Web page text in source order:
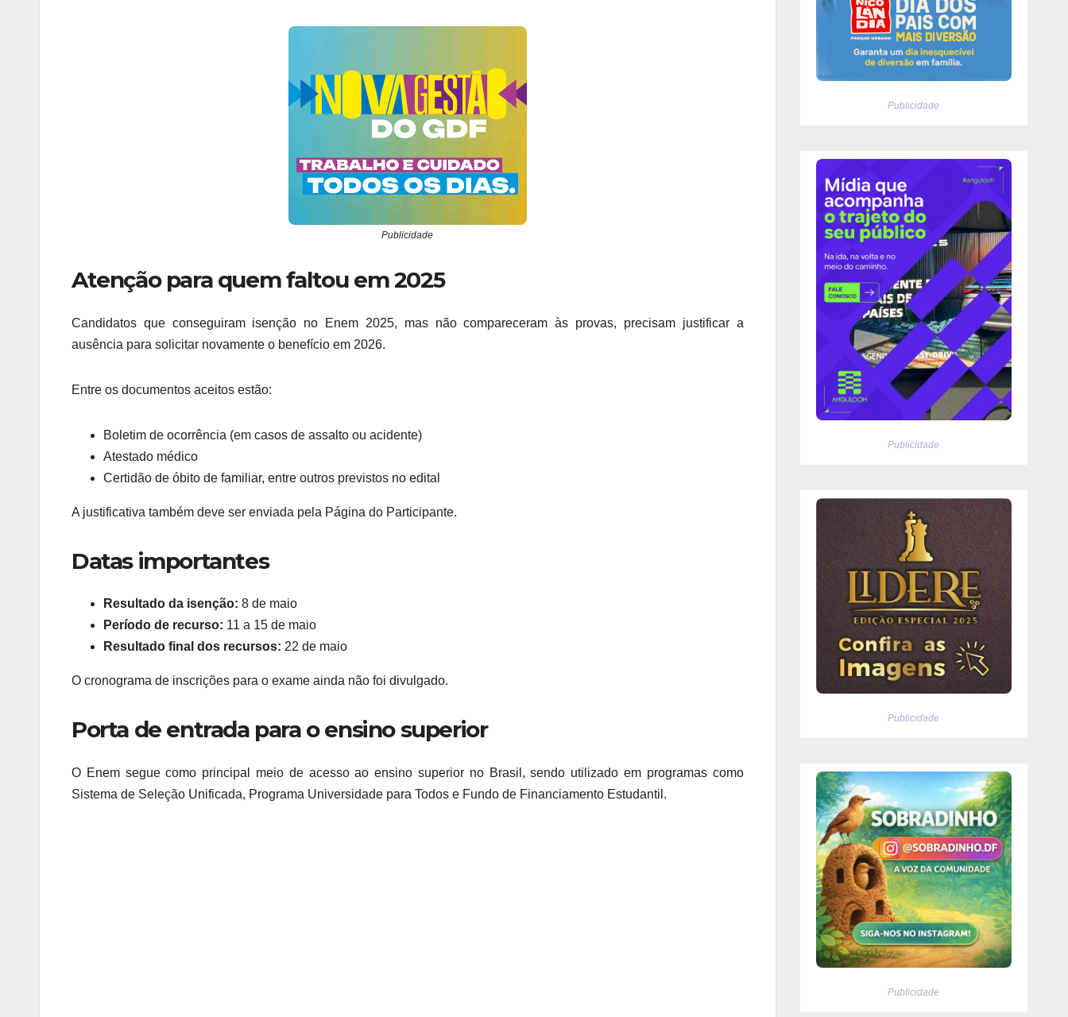
Publicidade
Atenção para quem faltou em 2025
Candidatos que conseguiram isenção no Enem 2025, mas não compareceram às provas, precisam justificar a
ausência para solicitar novamente o benefício em 2026.
Entre os documentos aceitos estão:
Boletim de ocorrência (em casos de assalto ou acidente)
Atestado médico
Certidão de óbito de familiar, entre outros previstos no edital
A justificativa também deve ser enviada pela Página do Participante.
Datas importantes
Resultado da isenção: 8 de maio
Período de recurso: 11 a 15 de maio
Resultado final dos recursos: 22 de maio
O cronograma de inscrições para o exame ainda não foi divulgado.
Porta de entrada para o ensino superior
O Enem segue como principal meio de acesso ao ensino superior no Brasil, sendo utilizado em programas como
Sistema de Seleção Unificada, Programa Universidade para Todos e Fundo de Financiamento Estudantil.
Publicidade
Publicidade
Publicidade
Publicidade